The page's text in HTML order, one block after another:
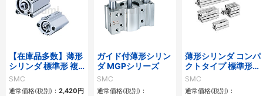
【在庫品多数】薄形
シリンダ 標準形 複
動・片ロッド CQ2
シリーズ
SMC
通常価格(税別)： 2,420 円
ガイド付薄形シリン
ダ MGPシリーズ
SMC
通常価格(税別)：
薄形シリンダ コンパ
クトタイプ 標準形
複動 片ロッド CQS
シリーズ
SMC
通常価格(税別)：